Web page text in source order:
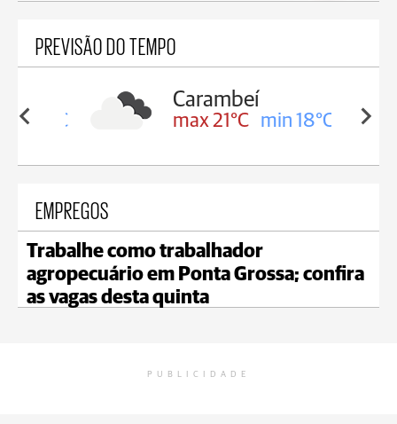
PREVISÃO DO TEMPO
19°C
Carambeí
max 21°C min 18°C
EMPREGOS
Trabalhe como trabalhador
agropecuário em Ponta Grossa; confira
as vagas desta quinta
PUBLICIDADE